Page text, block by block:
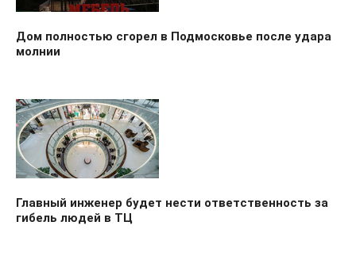
Дом полностью сгорел в Подмосковье после удара
молнии
Главный инженер будет нести ответственность за
гибель людей в ТЦ